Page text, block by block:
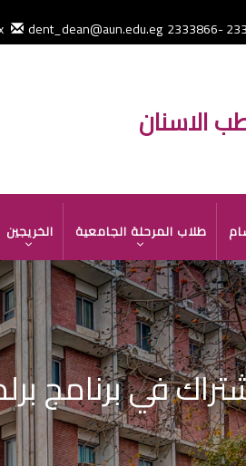
dent_dean@aun.edu.eg
الاسنان
طلاب المرحلة الجامعية الخريجين
في برنامج